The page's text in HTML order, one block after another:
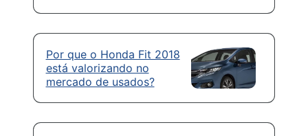
Por que o Honda Fit 2018
está valorizando no
mercado de usados?